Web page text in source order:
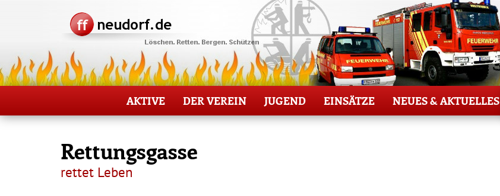
AKTIVE DER VEREIN JUGEND EINSÄTZE NEUES & AKTUELLES
Rettungsgasse
rettet Leben